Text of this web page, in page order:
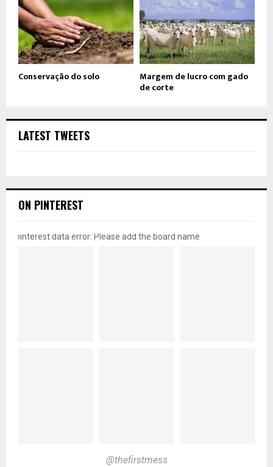
Conservação do solo Margem de lucro com gado
de corte
LATEST TWEETS
ON PINTEREST
pinterest data error: Please add the board name
@thefirstmess